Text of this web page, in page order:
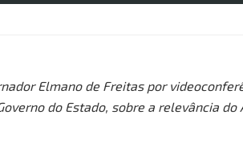
Elmano de Freitas por
do Estado, sobre a relevância do